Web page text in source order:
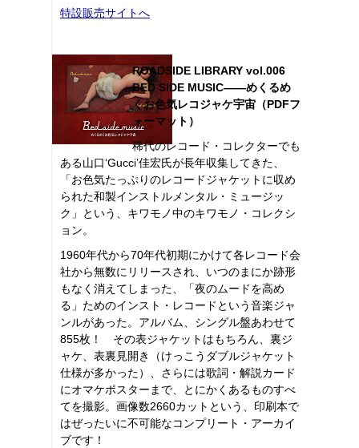
特設販売サイトへ
ROADSIDE LIBRARY vol.006
BED SIDE MUSIC――めくるめ
くお色気レコジャケ宇宙（PDFフ
ォーマット）
稀代のレコード・コレクターでも
ある山口‘Gucci’佳宏氏が長年収集してきた、
「お色気たっぷりのレコードジャケットに収め
られた和製インストルメンタル・ミュージッ
ク」という、キワモノ中のキワモノ・コレクシ
ョン。
1960年代から70年代初期にかけて各レコード会
社から無数にリリースされ、いつのまにか跡形
もなく消えてしまった、「夜のムードを高め
る」ためのインスト・レコードという音楽ジャ
ンルがあった。アルバム、シングル盤あわせて
855枚！ その表ジャケットはもちろん、裏ジ
ャケ、表裏見開き（けっこうダブルジャケット
仕様が多かった）、さらには歌詞・解説カード
にオマケポスターまで、とにかくあるものすべ
てを撮影。画像数2660カットという、印刷本で
はぜったいに不可能なコンプリート・アーカイ
ブです！